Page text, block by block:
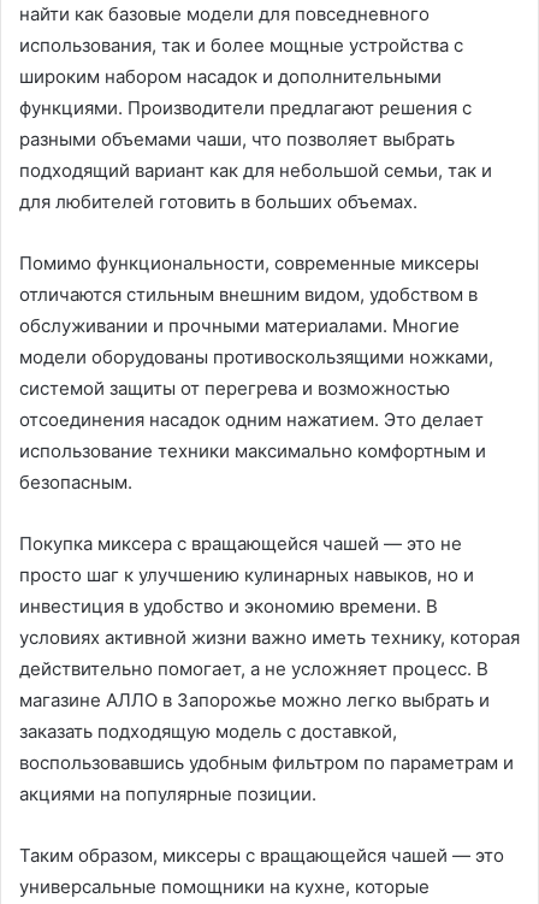
найти как базовые модели для повседневного
использования, так и более мощные устройства с
широким набором насадок и дополнительными
функциями. Производители предлагают решения с
разными объемами чаши, что позволяет выбрать
подходящий вариант как для небольшой семьи, так и
для любителей готовить в больших объемах.
Помимо функциональности, современные миксеры
отличаются стильным внешним видом, удобством в
обслуживании и прочными материалами. Многие
модели оборудованы противоскользящими ножками,
системой защиты от перегрева и возможностью
отсоединения насадок одним нажатием. Это делает
использование техники максимально комфортным и
безопасным.
Покупка миксера с вращающейся чашей — это не
просто шаг к улучшению кулинарных навыков, но и
инвестиция в удобство и экономию времени. В
условиях активной жизни важно иметь технику, которая
действительно помогает, а не усложняет процесс. В
магазине АЛЛО в Запорожье можно легко выбрать и
заказать подходящую модель с доставкой,
воспользовавшись удобным фильтром по параметрам и
акциями на популярные позиции.
Таким образом, миксеры с вращающейся чашей — это
универсальные помощники на кухне, которые